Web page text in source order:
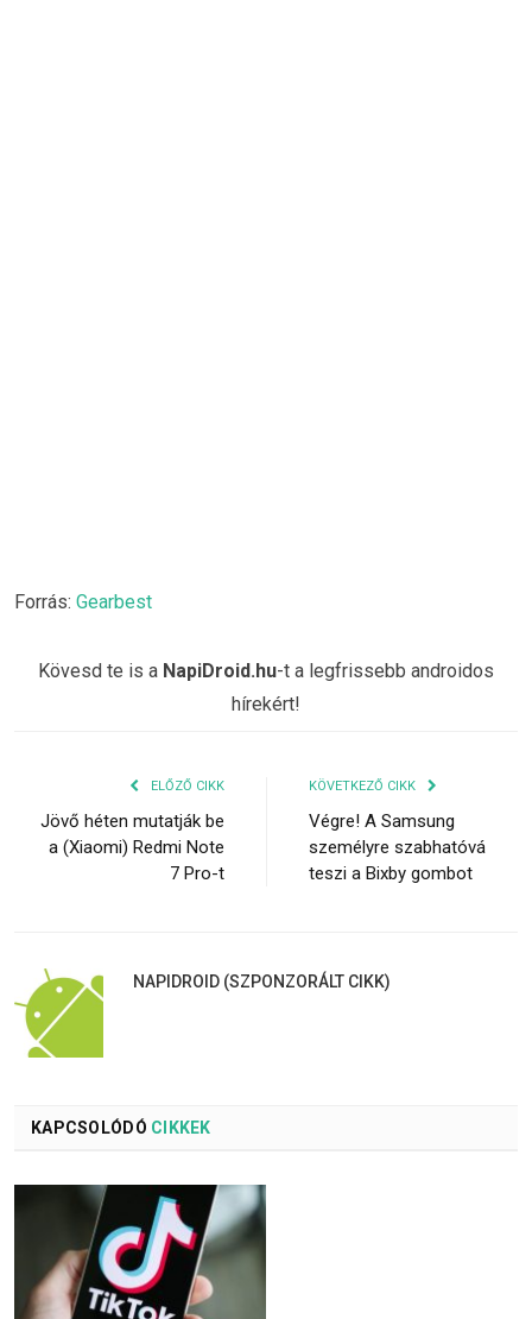
Forrás: Gearbest
Kövesd te is a NapiDroid.hu-t a legfrissebb androidos
hírekért!
ELŐZŐ CIKK
Jövő héten mutatják be
a (Xiaomi) Redmi Note
7 Pro-t
KÖVETKEZŐ CIKK
Végre! A Samsung
személyre szabhatóvá
teszi a Bixby gombot
NAPIDROID (SZPONZORÁLT CIKK)
KAPCSOLÓDÓ CIKKEK